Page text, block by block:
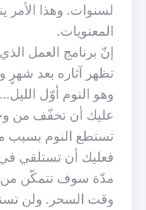
لسنوات. وهذا الأمر
المعنويات.
إنّ برنامج العمل
تظهر آثاره بعد شهرٍ
وهو النوم أوّل
عليك أن تخفّف من
تستطع النوم بسبب
فعليك أن تستلقي
مدّة سوف تتمكّن من
وقت السحر. ولن